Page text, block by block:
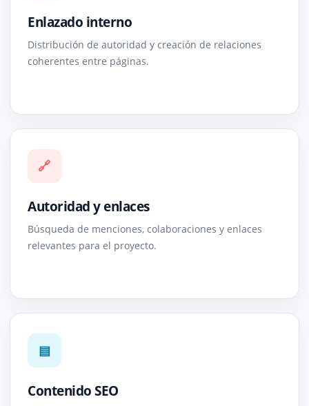
Enlazado interno
Distribución de autoridad y creación de relaciones
coherentes entre páginas.
🔗
Autoridad y enlaces
Búsqueda de menciones, colaboraciones y enlaces
relevantes para el proyecto.
▤
Contenido SEO